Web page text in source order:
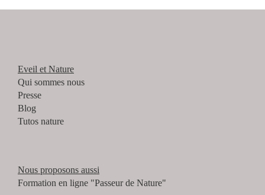
Eveil et Nature
Qui sommes nous
Presse
Blog
Tutos nature
Nous proposons aussi
Formation en ligne "Passeur de Nature"